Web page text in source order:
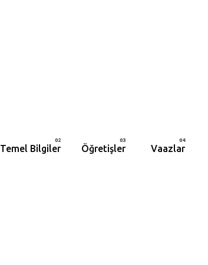
Temel Bilgiler Öğretişler Vaazlar